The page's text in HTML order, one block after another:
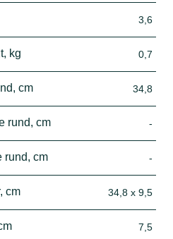
3,6
kg 0,7
cm 34,8
rund, cm -
rund, cm -
cm 34,8 x 9,5
7,5